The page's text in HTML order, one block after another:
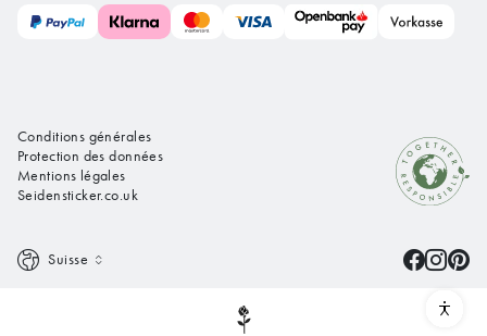
Conditions générales
Protection des données
Mentions légales
Seidensticker.co.uk
Suisse